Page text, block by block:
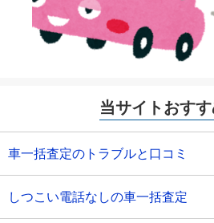
当サイトおす
車一括査定のトラブルと口コミ
しつこい電話なしの車一括査定